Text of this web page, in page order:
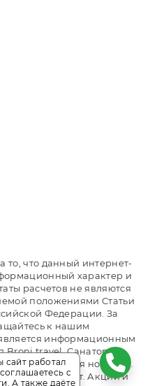
что данный интернет-
характер и
расчетов не являются
положениями Статьи
Федерации. За
к нашим
информационным
Broni.travel. Санаторий
бронирования номеров.
и наличие мест. Акции и
сайт работал
с
. А также даёте